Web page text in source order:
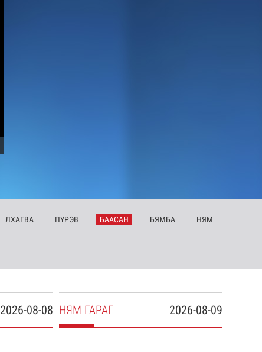
ЛХАГВА ПҮРЭВ БААСАН БЯМБА НЯМ
2026-08-08 2026-08-09
НЯМ ГАРАГ